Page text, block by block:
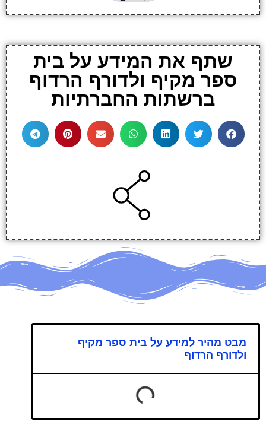
שתף את המידע על בית
ספר מקיף ולדורף הרדוף
ברשתות החברתיות
מבט מהיר למידע על בית ספר מקיף
ולדורף הרדוף